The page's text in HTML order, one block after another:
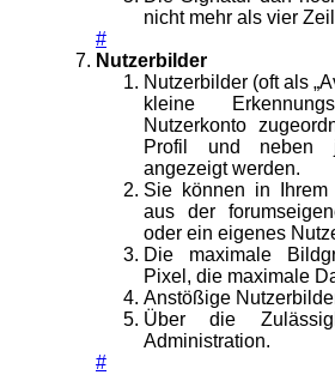
nicht mehr als vier
#
Nutzerbilder
Nutzerbilder (oft als
kleine
Nutzerkonto
Profil und neben
angezeigt werden.
Sie können in
aus der
oder ein eigenes
Die maximale
Pixel, die maximale
Anstößige
Über die
Administration.
#